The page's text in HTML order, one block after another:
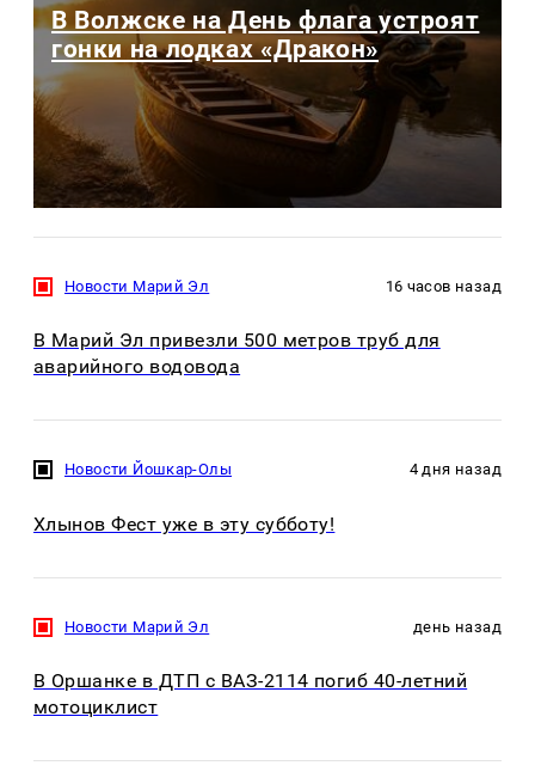
В Волжске на День флага устроят
гонки на лодках «Дракон»
Новости Марий Эл 16 часов назад
В Марий Эл привезли 500 метров труб для
аварийного водовода
Новости Йошкар-Олы 4 дня назад
Хлынов Фест уже в эту субботу!
Новости Марий Эл день назад
В Оршанке в ДТП с ВАЗ-2114 погиб 40-летний
мотоциклист